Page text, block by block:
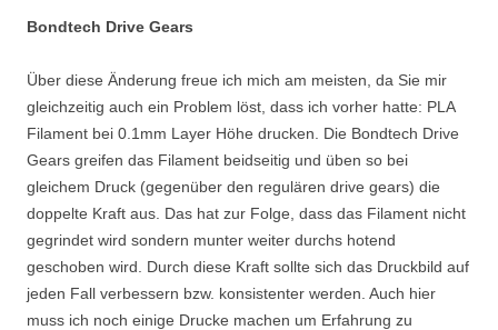
Bondtech Drive Gears
Über diese Änderung freue ich mich am meisten, da Sie mir
gleichzeitig auch ein Problem löst, dass ich vorher hatte: PLA
Filament bei 0.1mm Layer Höhe drucken. Die Bondtech Drive
Gears greifen das Filament beidseitig und üben so bei
gleichem Druck (gegenüber den regulären drive gears) die
doppelte Kraft aus. Das hat zur Folge, dass das Filament nicht
gegrindet wird sondern munter weiter durchs hotend
geschoben wird. Durch diese Kraft sollte sich das Druckbild auf
jeden Fall verbessern bzw. konsistenter werden. Auch hier
muss ich noch einige Drucke machen um Erfahrung zu